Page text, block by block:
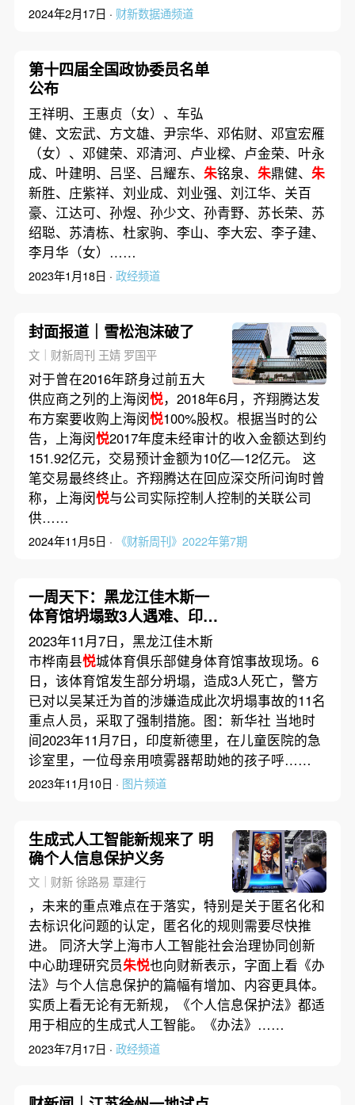
2024年2月17日 · 财新数据通频道
第十四届全国政协委员名单
公布
王祥明、王惠贞（女）、车弘
健、文宏武、方文雄、尹宗华、邓佑财、邓宣宏雁
（女）、邓健荣、邓清河、卢业樑、卢金荣、叶永
成、叶建明、吕坚、吕耀东、 朱铭泉、 朱鼎健、 朱
新胜、庄紫祥、刘业成、刘业强、刘江华、关百
豪、江达可、孙煜、孙少文、孙青野、苏长荣、苏
绍聪、苏清栋、杜家驹、李山、李大宏、李子建、
李月华（女）……
2023年1月18日 · 政经频道
封面报道｜雪松泡沫破了
文｜财新周刊 王婧 罗国平
对于曾在2016年跻身过前五大
供应商之列的上海闵悦，2018年6月，齐翔腾达发
布方案要收购上海闵悦100%股权。根据当时的公
告，上海闵悦2017年度未经审计的收入金额达到约
151.92亿元，交易预计金额为10亿—12亿元。 这
笔交易最终终止。齐翔腾达在回应深交所问询时曾
称，上海闵悦与公司实际控制人控制的关联公司
供……
2024年11月5日 · 《财新周刊》2022年第7期
一周天下：黑龙江佳木斯一
体育馆坍塌致3人遇难、印度
新德里等地空气污染持续
2023年11月7日，黑龙江佳木斯
市桦南县悦城体育俱乐部健身体育馆事故现场。6
日，该体育馆发生部分坍塌，造成3人死亡，警方
已对以吴某迁为首的涉嫌造成此次坍塌事故的11名
重点人员，采取了强制措施。图：新华社 当地时
间2023年11月7日，印度新德里，在儿童医院的急
诊室里，一位母亲用喷雾器帮助她的孩子呼……
2023年11月10日 · 图片频道
生成式人工智能新规来了 明
确个人信息保护义务
文｜财新 徐路易 覃建行
，未来的重点难点在于落实，特别是关于匿名化和
去标识化问题的认定，匿名化的规则需要尽快推
进。 同济大学上海市人工智能社会治理协同创新
中心助理研究员朱悦也向财新表示，字面上看《办
法》与个人信息保护的篇幅有增加、内容更具体。
实质上看无论有无新规，《个人信息保护法》都适
用于相应的生成式人工智能。《办法》……
2023年7月17日 · 政经频道